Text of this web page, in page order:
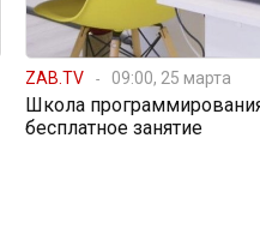
ZAB.TV 09:00, 25 марта
Школа
бесплатное занятие